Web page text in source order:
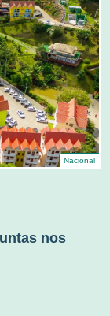
Nacional
nos